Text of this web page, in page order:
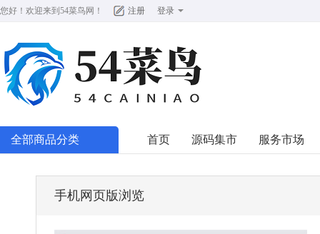
您好！欢迎来到 54菜鸟网 ！ 注册 登录
全部商品分类 首页 源码集市 服务市场
手机网页版浏览